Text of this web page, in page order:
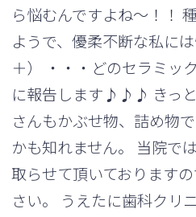
ら悩むんですよね～！！
ようで、優柔不断な私に
＋） ・・・どのセラミッ
に報告します♪♪♪ きっ
さんもかぶせ物、詰め物
かも知れません。 当院で
取らせて頂いております
さい。 うえたに歯科ク